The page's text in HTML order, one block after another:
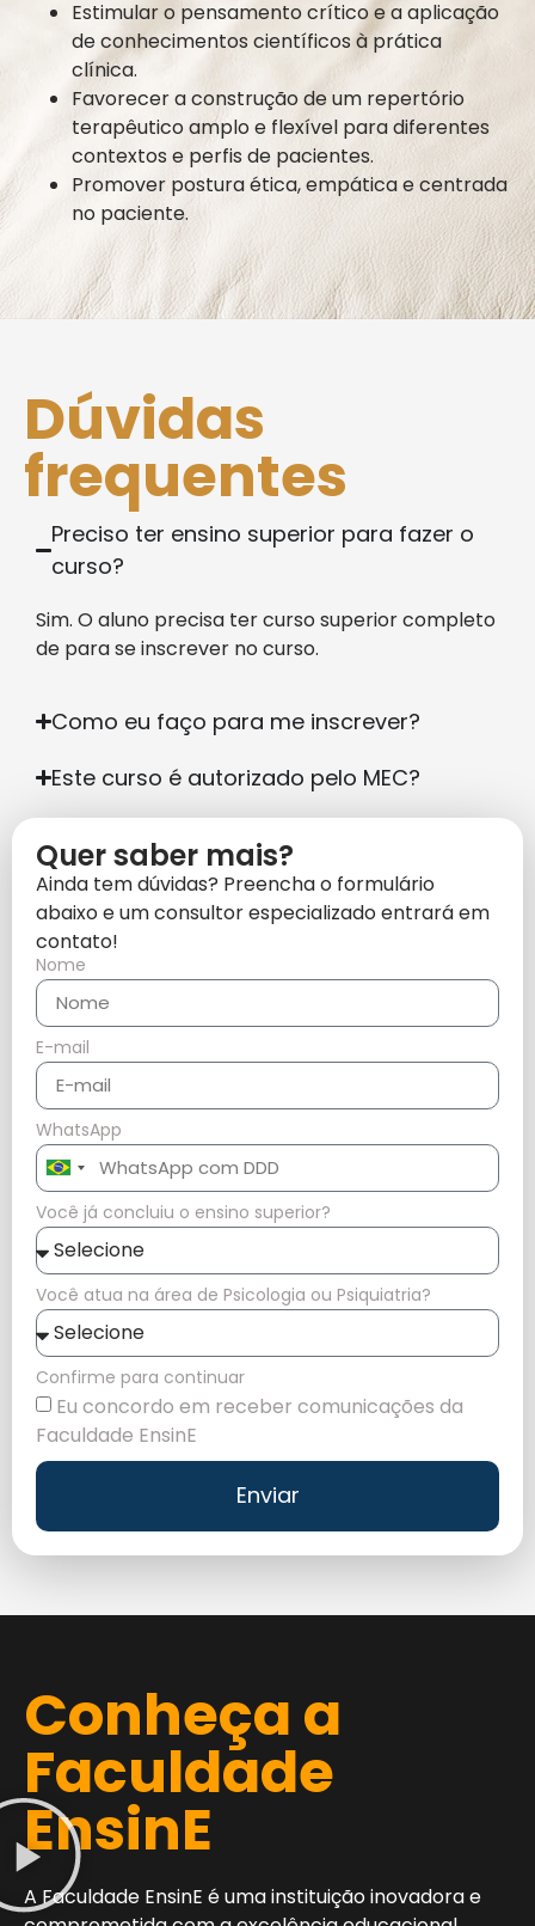
Estimular o pensamento crítico e a aplicação
de conhecimentos científicos à prática
clínica.
Favorecer a construção de um repertório
terapêutico amplo e flexível para diferentes
contextos e perfis de pacientes.
Promover postura ética, empática e centrada
no paciente.
Dúvidas
frequentes
Preciso ter ensino superior para fazer o
curso?
Sim. O aluno precisa ter curso superior completo
de para se inscrever no curso.
Como eu faço para me inscrever?
Este curso é autorizado pelo MEC?
Quer saber mais?
Ainda tem dúvidas? Preencha o formulário
abaixo e um consultor especializado entrará em
contato!
Nome
E-mail
WhatsApp
Brazil
+55
Você já concluiu o ensino superior?
Você atua na área de Psicologia ou Psiquiatria?
Confirme para continuar
Eu concordo em receber comunicações da
Faculdade EnsinE
Enviar
Conheça a
Faculdade
EnsinE
A Faculdade EnsinE é uma instituição inovadora e